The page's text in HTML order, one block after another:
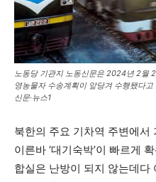
노동당 기관지 노동신문은 2024년 2월
영농물자 수송계획이 앞당겨 수행됐다
신문·뉴스1
북한의 주요 기차역 주변에서
이른바 ‘대기숙박’이 빠르게
합실은 난방이 되지 않는데다